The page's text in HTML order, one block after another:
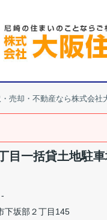
売却・不動産なら株式会社
目一括貸土地駐
下坂部２丁目145